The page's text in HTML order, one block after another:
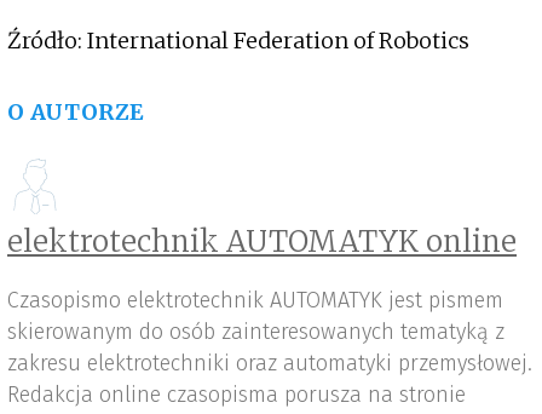
Źródło: International Federation of Robotics
O AUTORZE
elektrotechnik AUTOMATYK online
Czasopismo elektrotechnik AUTOMATYK jest pismem
skierowanym do osób zainteresowanych tematyką z
zakresu elektrotechniki oraz automatyki przemysłowej.
Redakcja online czasopisma porusza na stronie